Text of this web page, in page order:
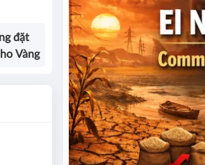
đặt
Vàng